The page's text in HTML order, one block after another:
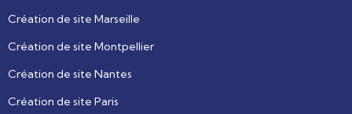
Création de site Marseille
Création de site Montpellier
Création de site Nantes
Création de site Paris